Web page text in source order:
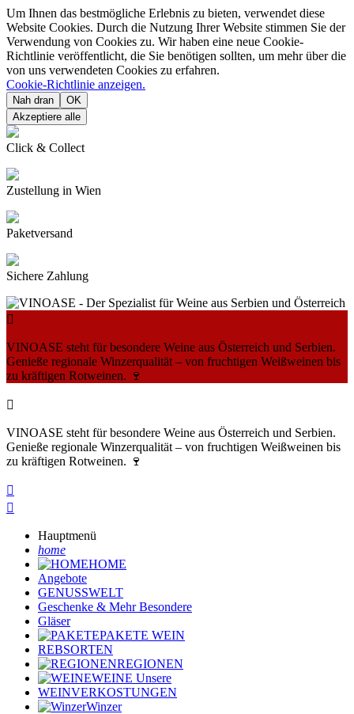
Um Ihnen das bestmögliche Erlebnis zu bieten, verwendet diese
Website Cookies. Durch die Nutzung Ihrer Website stimmen Sie der
Verwendung von Cookies zu. Wir haben eine neue Cookie-
Richtlinie veröffentlicht, die Sie benötigen sollten, um mehr über die
von uns verwendeten Cookies zu erfahren.
Cookie-Richtlinie anzeigen.
Nah dran
OK
Akzeptiere alle
Click & Collect
Zustellung in Wien
Paketversand
Sichere Zahlung

VINOASE steht für besondere Weine aus Österreich und Serbien.
Genieße regionale Winzerqualität – von fruchtigen Weißweinen bis
zu kräftigen Rotweinen. 🍷

VINOASE steht für besondere Weine aus Österreich und Serbien.
Genieße regionale Winzerqualität – von fruchtigen Weißweinen bis
zu kräftigen Rotweinen. 🍷


Hauptmenü
home
HOME
Angebote
GENUSSWELT
Geschenke & MehrBesondere
Gläser
PAKETE WEIN
REBSORTEN
REGIONEN
WEINE Unsere
WEINVERKOSTUNGEN
Winzer